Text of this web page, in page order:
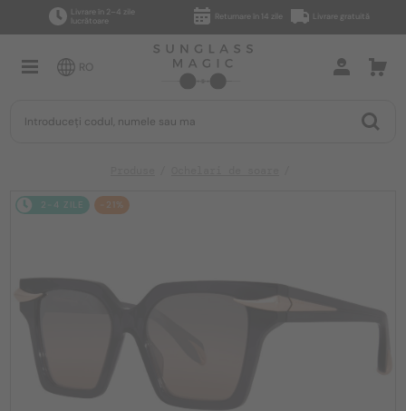
Livrare în 2–4 zile
lucrătoare
Returnare în 14 zile Livrare gratuită
RO
2-4 ZILE -21%